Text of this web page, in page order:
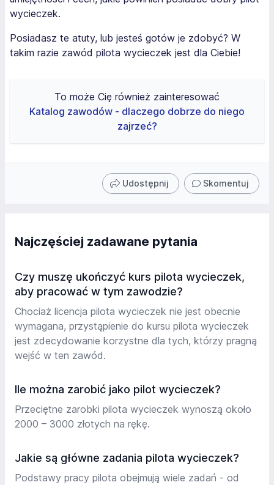
wycieczek.
Posiadasz te atuty, lub jesteś gotów je zdobyć? W
takim razie zawód pilota wycieczek jest dla Ciebie!
To może Cię również zainteresować
Katalog zawodów - dlaczego dobrze do niego
zajrzeć?
Udostępnij Skomentuj
Najczęściej zadawane pytania
Czy muszę ukończyć kurs pilota wycieczek,
aby pracować w tym zawodzie?
Chociaż licencja pilota wycieczek nie jest obecnie
wymagana, przystąpienie do kursu pilota wycieczek
jest zdecydowanie korzystne dla tych, którzy pragną
wejść w ten zawód.
Ile można zarobić jako pilot wycieczek?
Przeciętne zarobki pilota wycieczek wynoszą około
2000 – 3000 złotych na rękę.
Jakie są główne zadania pilota wycieczek?
Podstawy pracy pilota obejmują wiele zadań - od